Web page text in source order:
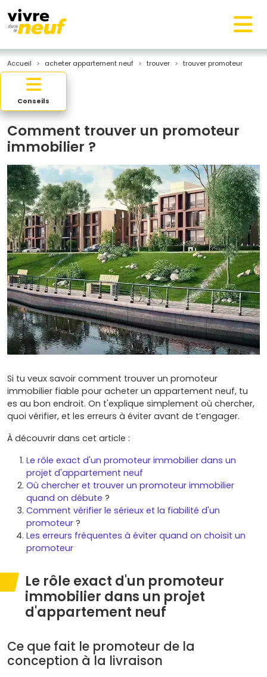
Accueil acheter appartement neuf trouver trouver promoteur
Comment trouver un promoteur
immobilier ?
Si tu veux savoir comment trouver un promoteur
immobilier fiable pour acheter un appartement neuf, tu
es au bon endroit. On t'explique simplement où chercher,
quoi vérifier, et les erreurs à éviter avant de t’engager.
À découvrir dans cet article :
Le rôle exact d'un promoteur immobilier dans un
projet d'appartement neuf
Où chercher et trouver un promoteur immobilier
quand on débute ?
Comment vérifier le sérieux et la fiabilité d'un
promoteur ?
Les erreurs fréquentes à éviter quand on choisit un
promoteur
Le rôle exact d'un promoteur
immobilier dans un projet
d'appartement neuf
Ce que fait le promoteur de la
conception à la livraison
Conseils